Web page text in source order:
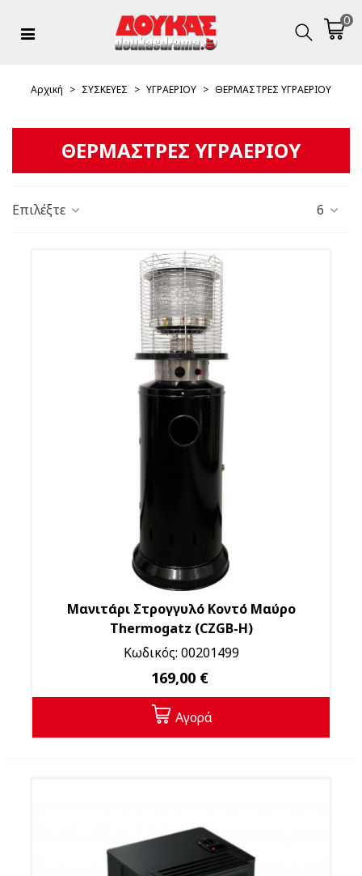
0
Αρχική > ΣΥΣΚΕΥΕΣ > ΥΓΡΑΕΡΙΟΥ > ΘΕΡΜΑΣΤΡΕΣ ΥΓΡΑΕΡΙΟΥ
ΘΕΡΜΑΣΤΡΕΣ ΥΓΡΑΕΡΙΟΥ
Επιλέξτε 6
Μανιτάρι Στρογγυλό Κοντό Μαύρο
Thermogatz (CZGB-H)
Κωδικός: 00201499
169,00 €
Αγορά